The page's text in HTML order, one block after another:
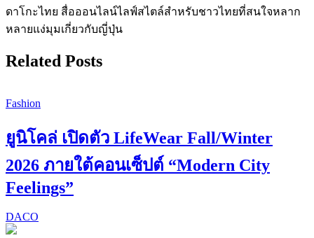
ดาโกะไทย สื่อออนไลน์ไลฟ์สไตล์สำหรับชาวไทยที่สนใจหลาก
หลายแง่มุมเกี่ยวกับญี่ปุ่น
Related Posts
Fashion
ยูนิโคล่ เปิดตัว LifeWear Fall/Winter
2026 ภายใต้คอนเซ็ปต์ “Modern City
Feelings”
DACO